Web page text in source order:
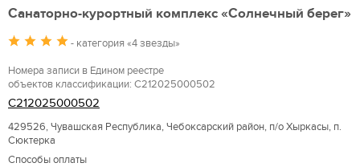
Санаторно-курортный комплекс «Солнечный берег»
- категория «4 звезды»
Номера записи в Едином реестре
объектов классификации: С212025000502
С212025000502
429526, Чувашская Республика, Чебоксарский район, п/о Хыркасы, п.
Сюктерка
Способы оплаты